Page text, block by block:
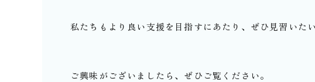
私たちもより良い支援を目指すにあたり、ぜひ見習いた
ご興味がございましたら、ぜひご覧ください。